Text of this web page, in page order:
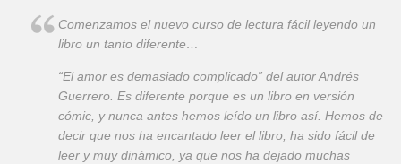
Comenzamos el nuevo curso de lectura fácil leyendo un
libro un tanto diferente…
“El amor es demasiado complicado” del autor Andrés
Guerrero. Es diferente porque es un libro en versión
cómic, y nunca antes hemos leído un libro así. Hemos de
decir que nos ha encantado leer el libro, ha sido fácil de
leer y muy dinámico, ya que nos ha dejado muchas